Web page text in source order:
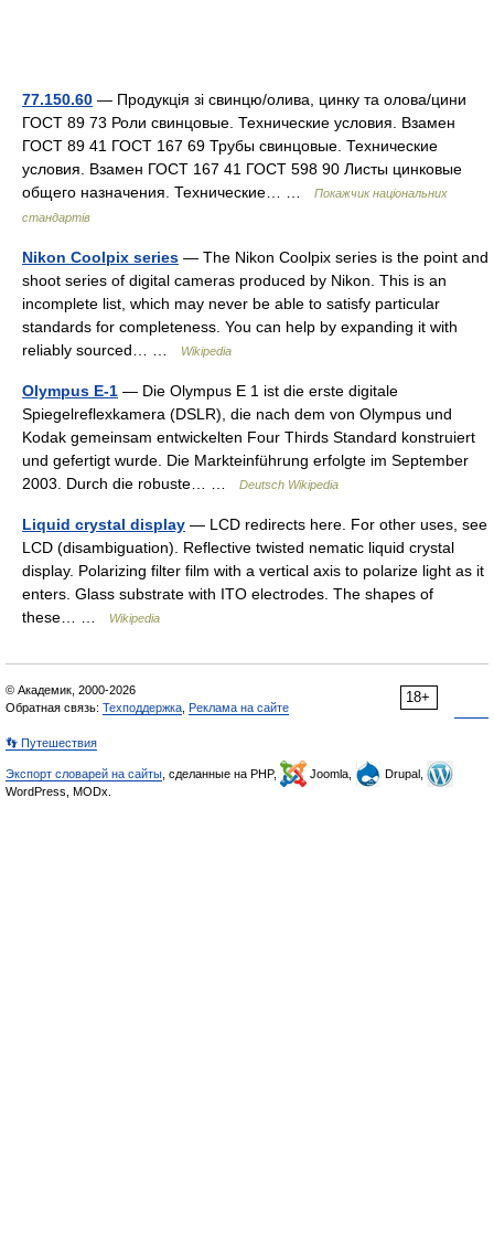
77.150.60 — Продукція зі свинцю/олива, цинку та олова/цини
ГОСТ 89 73 Роли свинцовые. Технические условия. Взамен
ГОСТ 89 41 ГОСТ 167 69 Трубы свинцовые. Технические
условия. Взамен ГОСТ 167 41 ГОСТ 598 90 Листы цинковые
общего назначения. Технические… …
Покажчик національних
стандартів
Nikon Coolpix series — The Nikon Coolpix series is the point and
shoot series of digital cameras produced by Nikon. This is an
incomplete list, which may never be able to satisfy particular
standards for completeness. You can help by expanding it with
reliably sourced… …
Wikipedia
Olympus E-1 — Die Olympus E 1 ist die erste digitale
Spiegelreflexkamera (DSLR), die nach dem von Olympus und
Kodak gemeinsam entwickelten Four Thirds Standard konstruiert
und gefertigt wurde. Die Markteinführung erfolgte im September
2003. Durch die robuste… …
Deutsch Wikipedia
Liquid crystal display — LCD redirects here. For other uses, see
LCD (disambiguation). Reflective twisted nematic liquid crystal
display. Polarizing filter film with a vertical axis to polarize light as it
enters. Glass substrate with ITO electrodes. The shapes of
these… …
Wikipedia
18+
© Академик, 2000-2026
Обратная связь: Техподдержка Реклама на сайте
👣 Путешествия
Экспорт словарей на сайты , сделанные на PHP, Joomla,
Drupal,
WordPress, MODx.